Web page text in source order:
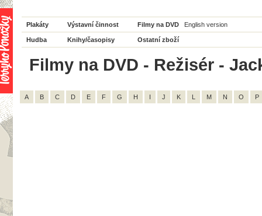
Plakáty Výstavní činnost Filmy na DVD English version
Hudba Knihy/časopisy Ostatní zboží
Filmy na DVD - Režisér -
A B C D E F G H I J K L M N O P